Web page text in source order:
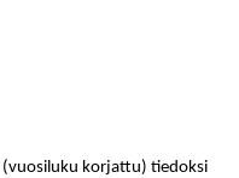
(vuosiluku korjattu) tiedoksi